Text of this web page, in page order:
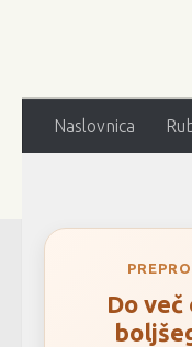
Naslovnica
Do